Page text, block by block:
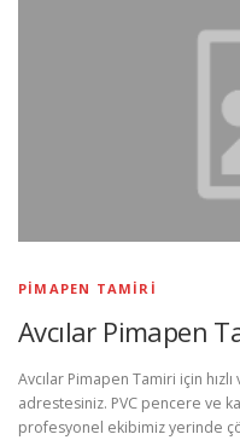
PIMAPEN TAMIRI
Avcılar Pimapen
Avcılar Pimapen Tamiri için
adrestesiniz. PVC pencere ve
profesyonel ekibimiz yerinde